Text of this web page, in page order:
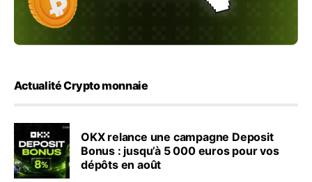
Actualité Crypto monnaie
OKX relance une campagne Deposit
Bonus : jusqu’à 5 000 euros pour vos
dépôts en août